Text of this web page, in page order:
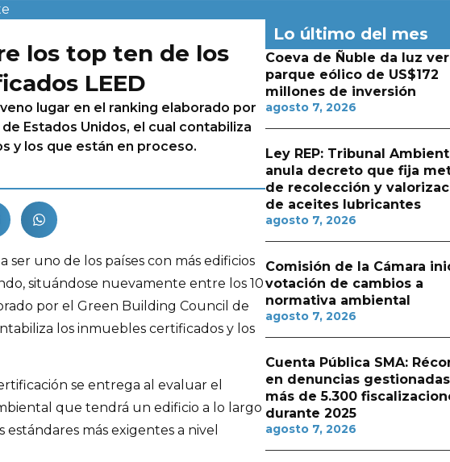
los top ten de los
LEED
lugar en el ranking elaborado por
Estados Unidos, el cual contabiliza
y los que están en proceso.
ser uno de los países con más edificios
situándose nuevamente entre los 10
por el Green Building Council de
los inmuebles certificados y los
se entrega al evaluar el
que tendrá un edificio a lo largo
estándares más exigentes a nivel
Lo último del mes
Coeva de Ñuble da luz
parque eólico de US$172
millones de inversión
agosto 7, 2026
Ley REP: Tribunal
anula decreto que fija
de recolección y
de aceites lubricantes
agosto 7, 2026
Comisión de la Cámara
votación de cambios a
normativa ambiental
agosto 7, 2026
Cuenta Pública SMA:
en denuncias
más de 5.300
durante 2025
agosto 7, 2026